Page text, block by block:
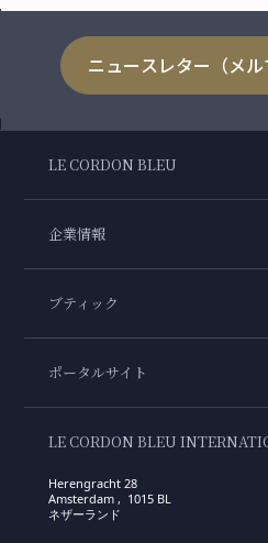
ニュースレター（メ
LE CORDON BLEU
企業情報
ブティック
ポータルサイト
LE CORDON BLEU
Herengracht 28
Amsterdam , 1015 BL
ネザーランド